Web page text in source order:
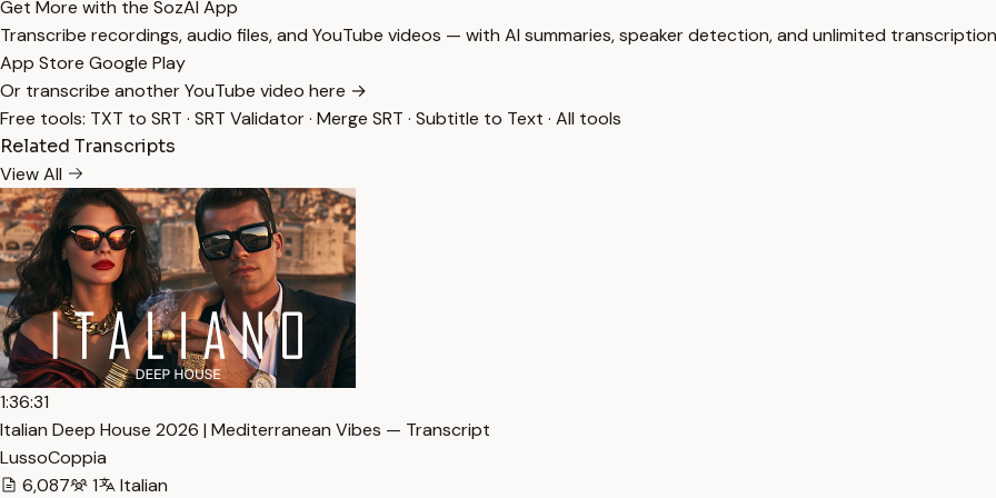
Get More with the SozAI App
Transcribe recordings, audio files, and YouTube videos — with AI summaries, speaker detection, and unlimited
App Store Google Play
Or transcribe another YouTube video here →
Free tools: TXT to SRT · SRT Validator· Merge SRT · Subtitle to Text · All tools
Related Transcripts
View All
1:36:31
Italian Deep House 2026 | Mediterranean Vibes — Transcript
LussoCoppia
6,087
1 Italian